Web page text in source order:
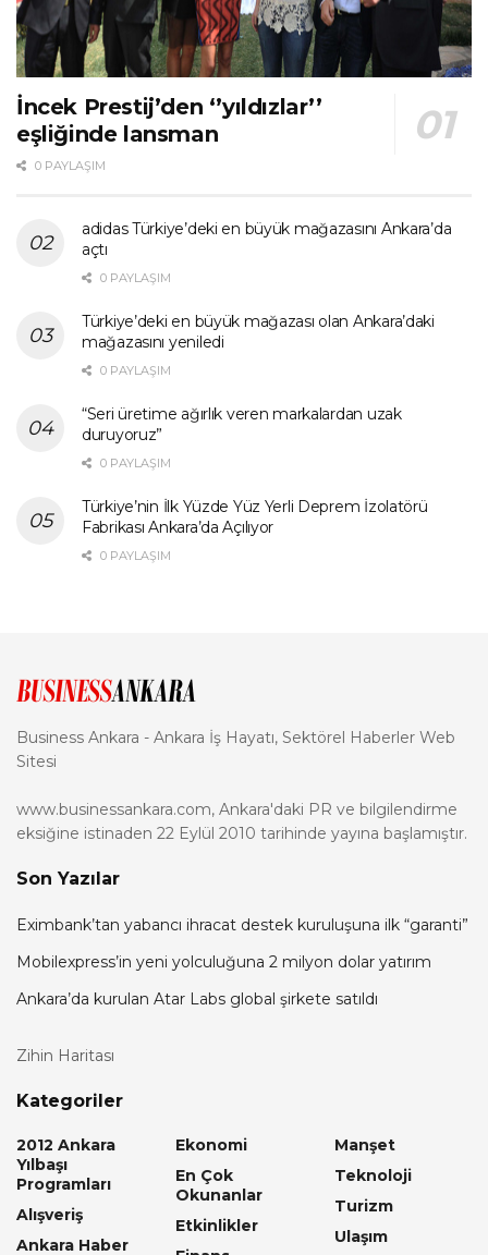
İncek Prestij’den ‘’yıldızlar’’
eşliğinde lansman
0 PAYLAŞIM
adidas Türkiye’deki en büyük mağazasını Ankara’da
açtı
0 PAYLAŞIM
Türkiye’deki en büyük mağazası olan Ankara’daki
mağazasını yeniledi
0 PAYLAŞIM
“Seri üretime ağırlık veren markalardan uzak
duruyoruz”
0 PAYLAŞIM
Türkiye’nin İlk Yüzde Yüz Yerli Deprem İzolatörü
Fabrikası Ankara’da Açılıyor
0 PAYLAŞIM
Business Ankara - Ankara İş Hayatı, Sektörel Haberler Web
Sitesi
www.businessankara.com, Ankara'daki PR ve bilgilendirme
eksiğine istinaden 22 Eylül 2010 tarihinde yayına başlamıştır.
Son Yazılar
Eximbank’tan yabancı ihracat destek kuruluşuna ilk “garanti”
Mobilexpress’in yeni yolculuğuna 2 milyon dolar yatırım
Ankara’da kurulan Atar Labs global şirkete satıldı
Zihin Haritası
Kategoriler
2012 Ankara
Yılbaşı
Programları
Alışveriş
Ankara Haber
Ekonomi
En Çok
Okunanlar
Etkinlikler
Manşet
Teknoloji
Turizm
Ulaşım